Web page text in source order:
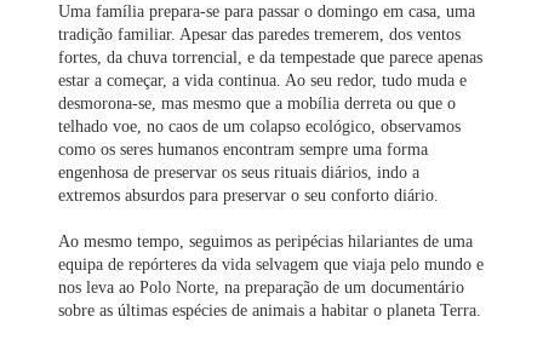
Uma família prepara-se para passar o domingo em casa, uma
tradição familiar. Apesar das paredes tremerem, dos ventos
fortes, da chuva torrencial, e da tempestade que parece apenas
estar a começar, a vida continua. Ao seu redor, tudo muda e
desmorona-se, mas mesmo que a mobília derreta ou que o
telhado voe, no caos de um colapso ecológico, observamos
como os seres humanos encontram sempre uma forma
engenhosa de preservar os seus rituais diários, indo a
extremos absurdos para preservar o seu conforto diário.
Ao mesmo tempo, seguimos as peripécias hilariantes de uma
equipa de repórteres da vida selvagem que viaja pelo mundo e
nos leva ao Polo Norte, na preparação de um documentário
sobre as últimas espécies de animais a habitar o planeta Terra.